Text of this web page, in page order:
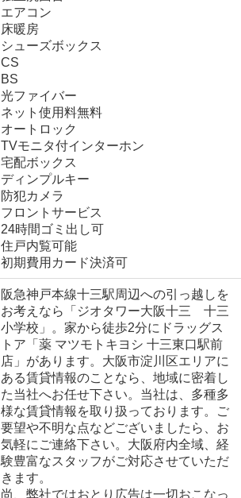
エアコン
床暖房
シューズボックス
CS
BS
光ファイバー
ネット使用料無料
オートロック
TVモニタ付インターホン
宅配ボックス
ディンプルキー
防犯カメラ
フロントサービス
24時間ゴミ出し可
住戸内覧可能
初期費用カード決済可
阪急神戸本線十三駅周辺への引っ越しを
お考えなら「ジオタワー大阪十三 十三
小学校」。家から徒歩2分にドラッグス
トア「薬 マツモトキヨシ 十三東口駅前
店」があります。大阪市淀川区エリアに
ある賃貸情報のことなら、地域に密着し
た当社へお任せ下さい。当社は、多種多
様な賃貸情報を取り扱っております。ご
要望や不明な点などございましたら、お
気軽にご連絡下さい。大阪府内全域、経
験豊富なスタッフがご対応させていただ
きます。
尚、弊社ではおとり広告は一切おこなっ